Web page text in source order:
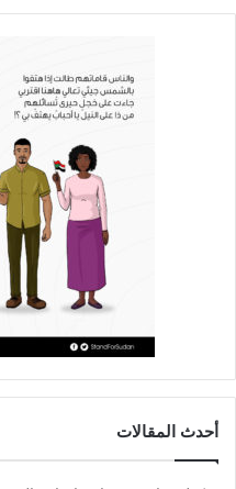
أحدث المقالات